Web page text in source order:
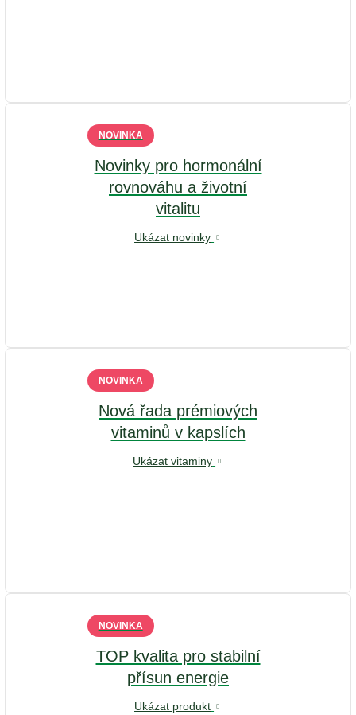
NOVINKA
Novinky pro hormonální
rovnováhu a životní
vitalitu
Ukázat novinky
NOVINKA
Nová řada prémiových
vitaminů v kapslích
Ukázat vitaminy
NOVINKA
TOP kvalita pro stabilní
přísun energie
Ukázat produkt